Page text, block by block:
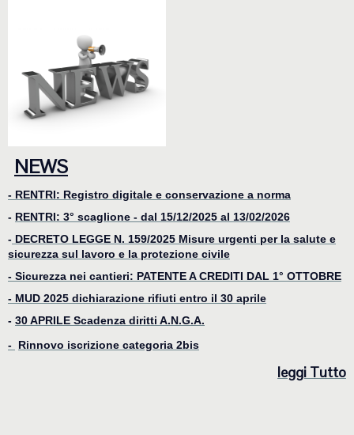
NEWS
- RENTRI: Registro digitale e conservazione a norma
- RENTRI: 3° scaglione - dal 15/12/2025 al 13/02/2026
- DECRETO LEGGE N. 159/2025 Misure urgenti per la salute e
sicurezza sul lavoro e la protezione civile
- Sicurezza nei cantieri: PATENTE A CREDITI DAL 1° OTTOBRE
- MUD 2025 dichiarazione rifiuti entro il 30 aprile
- 30 APRILE Scadenza diritti A.N.G.A.
- Rinnovo iscrizione categoria 2bis
leggi Tutto